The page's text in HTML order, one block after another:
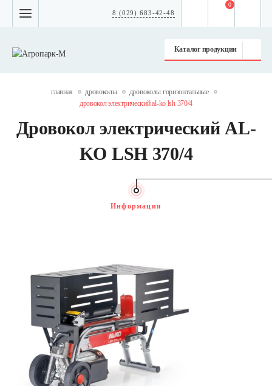
8 (029) 683-42-48
Каталог продукции
0
главная дровоколы
дровоколы горизонтальные
дровокол электрический al-ko lsh 370/4
Дровокол электрический AL-
KO LSH 370/4
Информация